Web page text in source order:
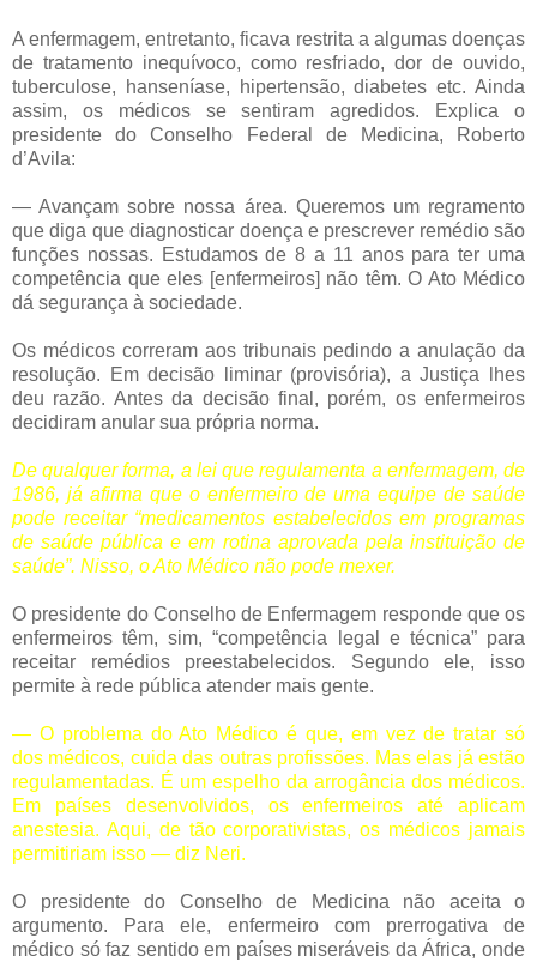
A enfermagem, entretanto, ficava restrita a algumas doenças
de tratamento inequívoco, como resfriado, dor de ouvido,
tuberculose, hanseníase, hipertensão, diabetes etc. Ainda
assim, os médicos se sentiram agredidos. Explica o
presidente do Conselho Federal de Medicina, Roberto
d’Avila:
— Avançam sobre nossa área. Queremos um regramento
que diga que diagnosticar doença e prescrever remédio são
funções nossas. Estudamos de 8 a 11 anos para ter uma
competência que eles [enfermeiros] não têm. O Ato Médico
dá segurança à sociedade.
Os médicos correram aos tribunais pedindo a anulação da
resolução. Em decisão liminar (provisória), a Justiça lhes
deu razão. Antes da decisão final, porém, os enfermeiros
decidiram anular sua própria norma.
De qualquer forma, a lei que regulamenta a enfermagem, de
1986, já afirma que o enfermeiro de uma equipe de saúde
pode receitar “medicamentos estabelecidos em programas
de saúde pública e em rotina aprovada pela instituição de
saúde”. Nisso, o Ato Médico não pode mexer.
O presidente do Conselho de Enfermagem responde que os
enfermeiros têm, sim, “competência legal e técnica” para
receitar remédios preestabelecidos. Segundo ele, isso
permite à rede pública atender mais gente.
— O problema do Ato Médico é que, em vez de tratar só
dos ­médicos, cuida das outras profissões. Mas elas já estão
regulamentadas. É um espelho da arrogância dos médicos.
Em países desenvolvidos, os enfermeiros até aplicam
anestesia. Aqui, de tão corporativistas, os médicos jamais
permitiriam isso — diz Neri.
O presidente do Conselho de Medicina não aceita o
argumento. Para ele, enfermeiro com prerrogativa de
médico só faz sentido em países miseráveis da África, onde